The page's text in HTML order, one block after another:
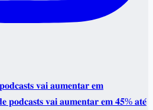
𝐯𝐚𝐢 𝐚𝐮𝐦𝐞𝐧𝐭𝐚𝐫 𝐞𝐦